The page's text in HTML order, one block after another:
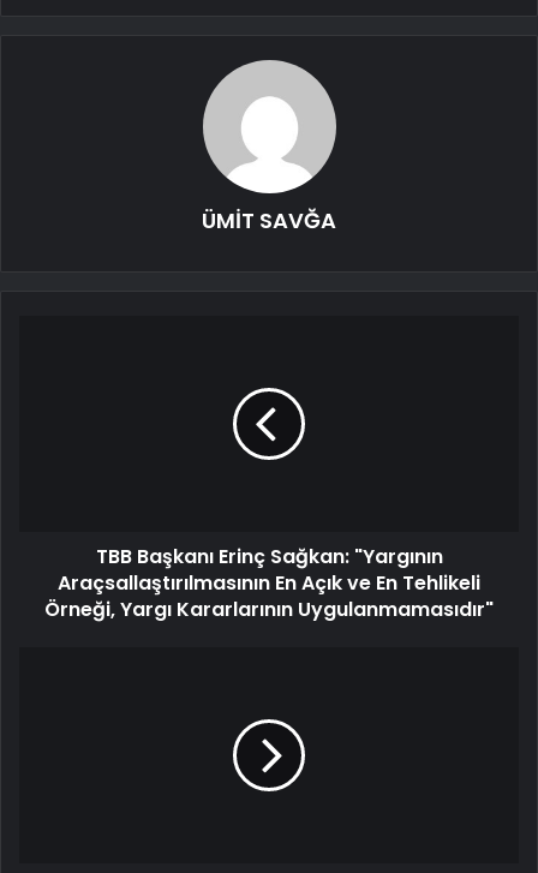
ÜMİT SAVĞA
TBB Başkanı Erinç Sağkan: "Yargının
Araçsallaştırılmasının En Açık ve En Tehlikeli
Örneği, Yargı Kararlarının Uygulanmamasıdır"